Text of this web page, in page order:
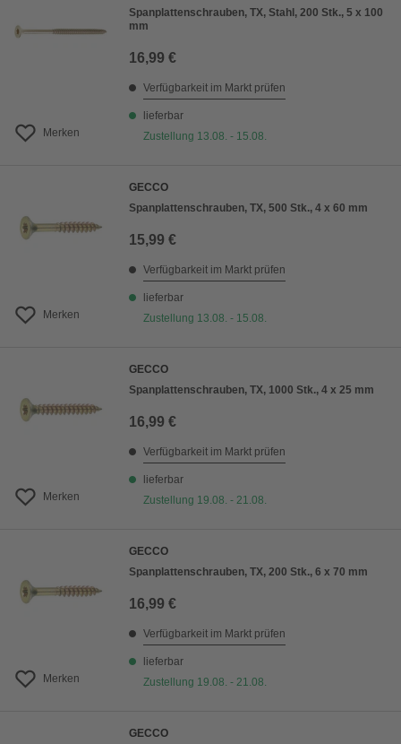
Merken
Spanplattenschrauben, TX, Stahl, 200 Stk., 5 x 100
mm
16,99 €
Verfügbarkeit im Markt prüfen
lieferbar
Zustellung 13.08. - 15.08.
Merken
GECCO
Spanplattenschrauben, TX, 500 Stk., 4 x 60 mm
15,99 €
Verfügbarkeit im Markt prüfen
lieferbar
Zustellung 13.08. - 15.08.
Merken
GECCO
Spanplattenschrauben, TX, 1000 Stk., 4 x 25 mm
16,99 €
Verfügbarkeit im Markt prüfen
lieferbar
Zustellung 19.08. - 21.08.
Merken
GECCO
Spanplattenschrauben, TX, 200 Stk., 6 x 70 mm
16,99 €
Verfügbarkeit im Markt prüfen
lieferbar
Zustellung 19.08. - 21.08.
GECCO